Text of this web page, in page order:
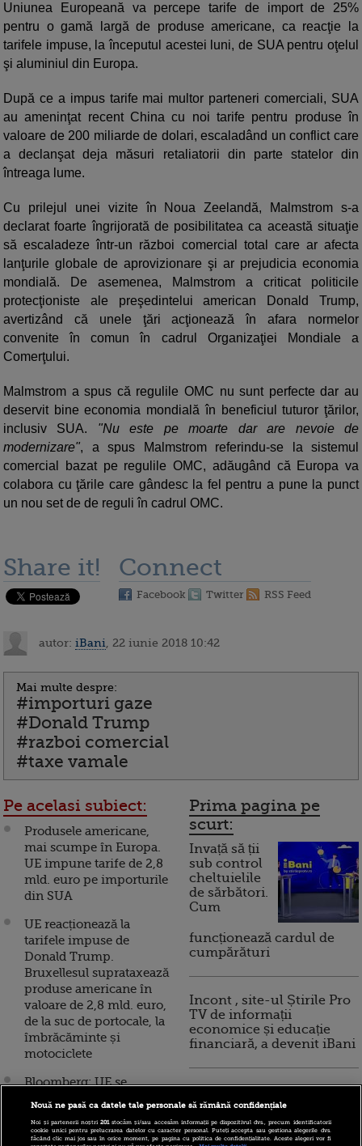
Uniunea Europeană va percepe tarife de import de 25%
pentru o gamă largă de produse americane, ca reacţie la
tarifele impuse, la începutul acestei luni, de SUA pentru oţelul
şi aluminiul din Europa.
După ce a impus tarife mai multor parteneri comerciali, SUA
au ameninţat recent China cu noi tarife pentru produse în
valoare de 200 miliarde de dolari, escaladând un conflict care
a declanşat deja măsuri retaliatorii din parte statelor din
întreaga lume.
Cu prilejul unei vizite în Noua Zeelandă, Malmstrom s-a
declarat foarte îngrijorată de posibilitatea ca această situaţie
să escaladeze într-un război comercial total care ar afecta
lanţurile globale de aprovizionare şi ar prejudicia economia
mondială. De asemenea, Malmstrom a criticat politicile
protecţioniste ale preşedintelui american Donald Trump,
avertizând că unele ţări acţionează în afara normelor
convenite în comun în cadrul Organizaţiei Mondiale a
Comerţului.
Malmstrom a spus că regulile OMC nu sunt perfecte dar au
deservit bine economia mondială în beneficiul tuturor ţărilor,
inclusiv SUA. "Nu este pe moarte dar are nevoie de
modernizare", a spus Malmstrom referindu-se la sistemul
comercial bazat pe regulile OMC, adăugând că Europa va
colabora cu ţările care gândesc la fel pentru a pune la punct
un nou set de de reguli în cadrul OMC.
Share it! Connect
Facebook Twitter RSS Feed
autor: iBani , 22 iunie 2018 10:42
Mai multe despre:
#importuri gaze
#Donald Trump
#razboi comercial
#taxe vamale
Pe acelasi subiect:
Produsele americane,
mai scumpe în Europa.
UE impune tarife de 2,8
mld. euro pe importurile
din SUA
UE reacționează la
tarifele impuse de
Donald Trump.
Bruxellesul suprataxează
produse americane în
valoare de 2,8 mld. euro,
de la suc de portocale, la
îmbrăcăminte și
motociclete
Bloomberg: UE se
pregăteşte pentru un
transatlantic. Trump
Prima pagina pe
scurt:
Invață să ții
sub control
cheltuielile
de sărbători.
Cum
funcționează cardul de
cumpărături
Incont , site-ul Știrile Pro
TV de informații
economice și educație
financiară, a devenit iBani
financiare inteligente
Nouă ne pasă ca datele tale personale să rămână confidențiale
Noi și partenerii noștri201stocăm și/sau accesăm informații pe dispozitivul dvs., precum identificatorii
cookie unici pentru prelucrarea datelor cu caracter personal. Puteți accepta sau gestiona alegerile dvs.
făcând clic mai jos sau în orice moment, pe pagina cu politica de confidențialitate. Aceste alegeri vor fi